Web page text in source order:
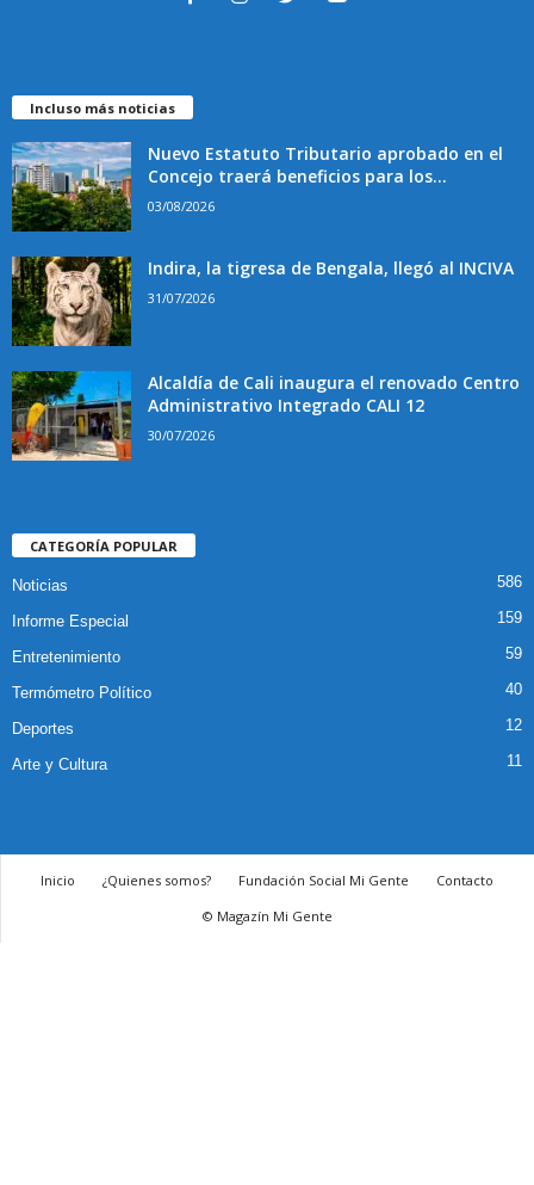
Incluso más noticias
Nuevo Estatuto Tributario aprobado en el
Concejo traerá beneficios para los...
03/08/2026
Indira, la tigresa de Bengala, llegó al INCIVA
31/07/2026
Alcaldía de Cali inaugura el renovado Centro
Administrativo Integrado CALI 12
30/07/2026
CATEGORÍA POPULAR
Noticias 586
Informe Especial 159
Entretenimiento 59
Termómetro Político 40
Deportes 12
Arte y Cultura 11
Inicio ¿Quienes somos? Fundación Social Mi Gente
Contacto
© Magazín Mi Gente